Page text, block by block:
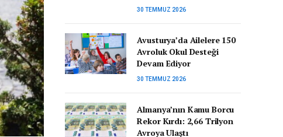
30 TEMMUZ 2026
Avusturya’da Ailelere 150
Avroluk Okul Desteği
Devam Ediyor
30 TEMMUZ 2026
Almanya’nın Kamu Borcu
Rekor Kırdı: 2,66 Trilyon
Avroya Ulaştı